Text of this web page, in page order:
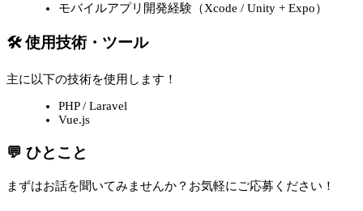
モバイルアプリ開発経験（Xcode / Unity + Expo）
🛠 使用技術・ツール
主に以下の技術を使用します！
PHP / Laravel
Vue.js
💬 ひとこと
まずはお話を聞いてみませんか？お気軽にご応募ください！